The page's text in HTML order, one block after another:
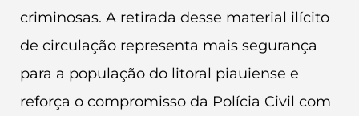
criminosas. A retirada desse material ilícito
de circulação representa mais segurança
para a população do litoral piauiense e
reforça o compromisso da Polícia Civil com